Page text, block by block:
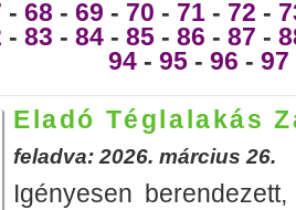
- 68 - 69 - 70 - 71 - 72 -
- 83 - 84 - 85 - 86 - 87 -
94 - 95 - 96 - 97
Eladó Téglalakás
feladva: 2026. március 26.
Igényesen